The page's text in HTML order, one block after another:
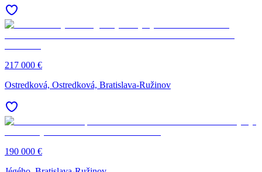
217 000 €
Ostredková, Ostredková, Bratislava-Ružinov
190 000 €